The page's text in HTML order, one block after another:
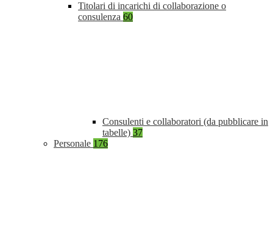
Titolari di incarichi di collaborazione o
consulenza 60
Consulenti e collaboratori (da pubblicare in
tabelle) 37
Personale 176